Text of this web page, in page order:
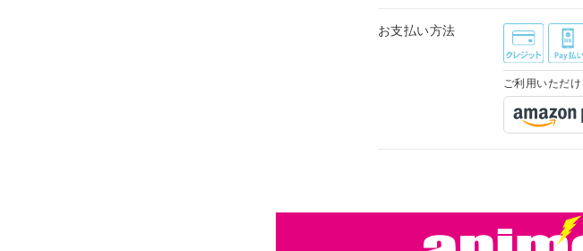
お支払い方法
ご利用いただ